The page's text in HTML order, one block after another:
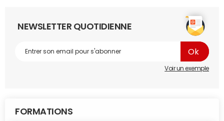
NEWSLETTER QUOTIDIENNE
Voir un exemple
FORMATIONS